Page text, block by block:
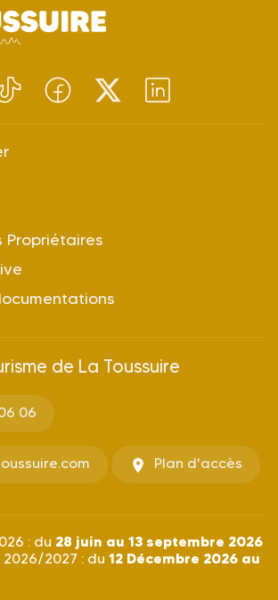
Propriétaires
de La Toussuire
06
Plan d'accès
: du 28 juin au 13 septembre 2026
2026/2027 : du 12 Décembre 2026 au